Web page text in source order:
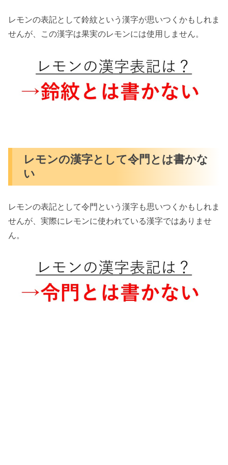
レモンの表記として鈴紋という漢字が思いつくかもしれま
せんが、この漢字は果実のレモンには使用しません。
レモンの漢字として令門とは書かな
い
レモンの表記として令門という漢字も思いつくかもしれま
せんが、 実際にレモンに使われている漢字ではありませ
ん。